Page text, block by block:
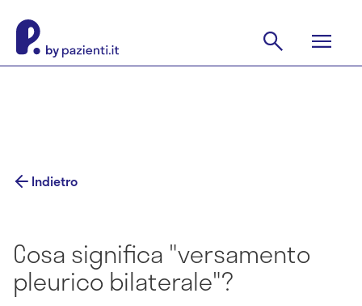
Indietro
Cosa significa "versamento
pleurico bilaterale"?